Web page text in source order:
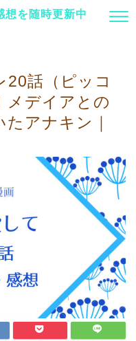
想を随時更新中
20話（ピッコ
メデイアとの
アナキン｜